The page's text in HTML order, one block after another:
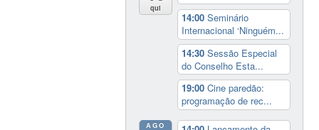
qui
14:00Seminário
Internacional ‘Ninguém...
14:30Sessão Especial
do Conselho Esta...
19:00Cine paredão:
programação de rec...
AGO